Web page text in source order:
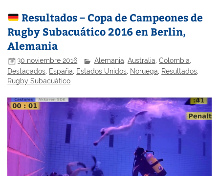
Resultados – Copa de Campeones de
Rugby Subacuático 2016 en Berlin,
Alemania
30 noviembre 2016 Alemania ,Australia ,Colombia
Destacados España Estados Unidos Noruega Resultados
Rugby Subacuático